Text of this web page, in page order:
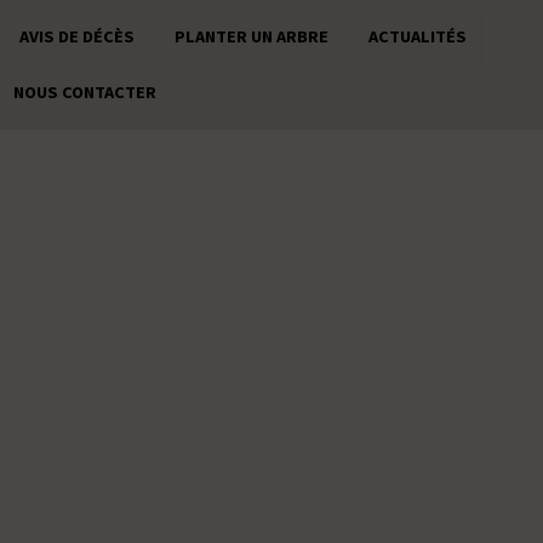
AVIS DE DÉCÈS PLANTER UN ARBRE ACTUALITÉS
NOUS CONTACTER